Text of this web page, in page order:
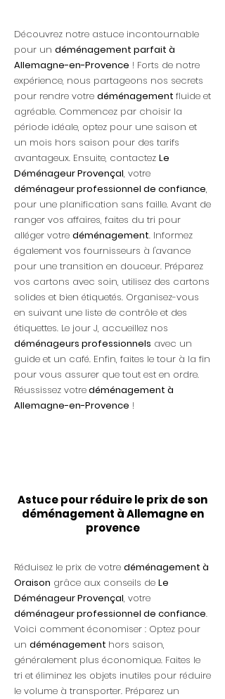
Découvrez notre astuce incontournable
pour un déménagement parfait à
Allemagne-en-Provence ! Forts de notre
expérience, nous partageons nos secrets
pour rendre votre déménagement fluide et
agréable. Commencez par choisir la
période idéale, optez pour une saison et
un mois hors saison pour des tarifs
avantageux. Ensuite, contactez Le
Déménageur Provençal, votre
déménageur professionnel de confiance,
pour une planification sans faille. Avant de
ranger vos affaires, faites du tri pour
alléger votre déménagement. Informez
également vos fournisseurs à l'avance
pour une transition en douceur. Préparez
vos cartons avec soin, utilisez des cartons
solides et bien étiquetés. Organisez-vous
en suivant une liste de contrôle et des
étiquettes. Le jour J, accueillez nos
déménageurs professionnels avec un
guide et un café. Enfin, faites le tour à la fin
pour vous assurer que tout est en ordre.
Réussissez votredéménagement à
Allemagne-en-Provence !
Astuce pour réduire le prix de son
déménagement à Allemagne en
provence
Réduisez le prix de votre déménagement à
Oraison grâce aux conseils de Le
Déménageur Provençal, votre
déménageur professionnel de confiance.
Voici comment économiser : Optez pour
un déménagement hors saison,
généralement plus économique. Faites le
tri et éliminez les objets inutiles pour réduire
le volume à transporter. Préparez un